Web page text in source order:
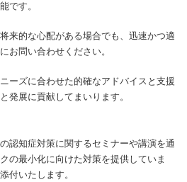
です。
来的な心配がある場合でも、迅速かつ適
お問い合わせください。
ーズに合わせた的確なアドバイスと支援
発展に貢献してまいります。
認知症対策に関するセミナーや講演を通
の最小化に向けた対策を提供していま
付いたします。